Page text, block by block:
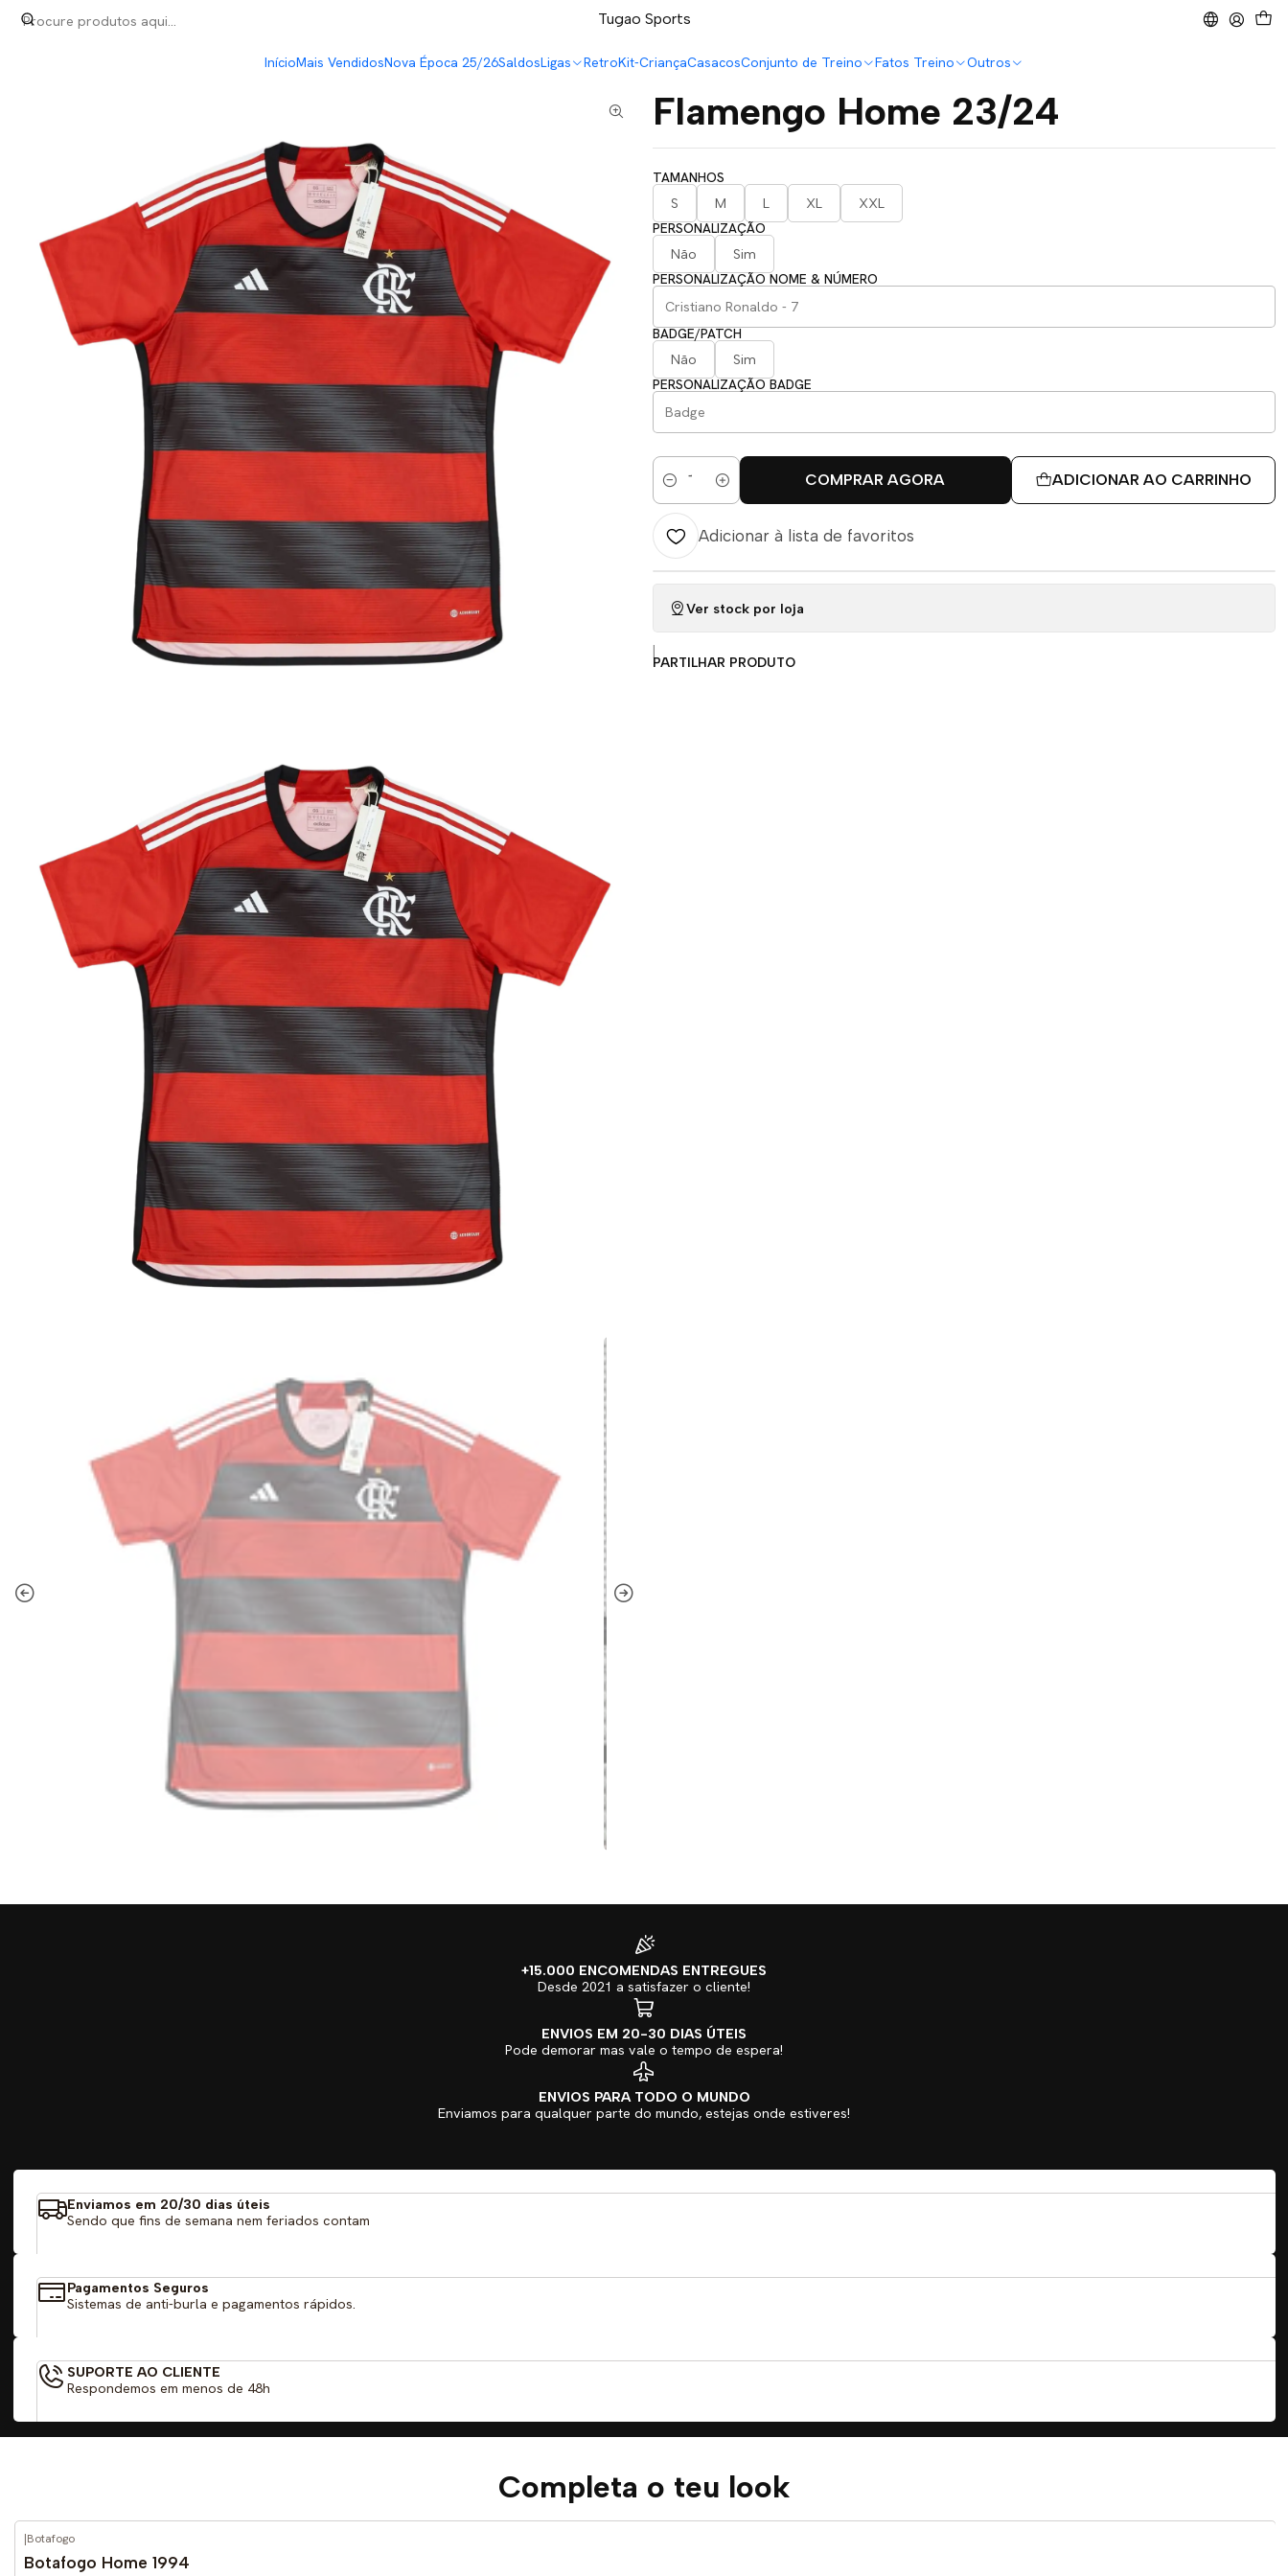
Tugao Sports
InícioMais VendidosNova Época 25/26SaldosLigas RetroKit-CriançaCasacosConjunto de Treino Fatos Treino Outros
LEVA 5 PAGA 4 NA TUGÃO
Flamengo Home 23/24
TAMANHOS
S
M L XL
XXL
PERSONALIZAÇÃO
Não
Sim
PERSONALIZAÇÃO NOME & NÚMERO
BADGE/PATCH
Não
Sim
PERSONALIZAÇÃO BADGE
Quantidade
ADICIONAR AO CARRINHO
COMPRAR AGORA
Adicionar à lista de favoritos
Ver stock por loja
|
PARTILHAR PRODUTO
+15.000 ENCOMENDAS ENTREGUES
Desde 2021 a satisfazer o cliente!
ENVIOS EM 20-30 DIAS ÚTEIS
Pode demorar mas vale o tempo de espera!
ENVIOS PARA TODO O MUNDO
Enviamos para qualquer parte do mundo, estejas onde estiveres!
Enviamos em 20/30 dias úteis
Sendo que fins de semana nem feriados contam
Pagamentos Seguros
Sistemas de anti-burla e pagamentos rápidos.
SUPORTE AO CLIENTE
Respondemos em menos de 48h
Completa o teu look
-59% DESCONTO
|Botafogo
Botafogo Home 1994